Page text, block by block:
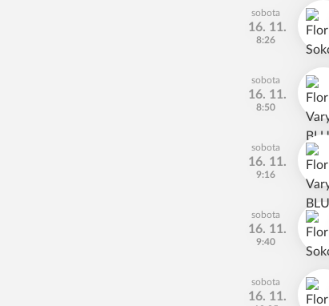
sobota
16. 11.
8:26
sobota
16. 11.
8:50
sobota
16. 11.
9:16
sobota
16. 11.
9:40
sobota
16. 11.